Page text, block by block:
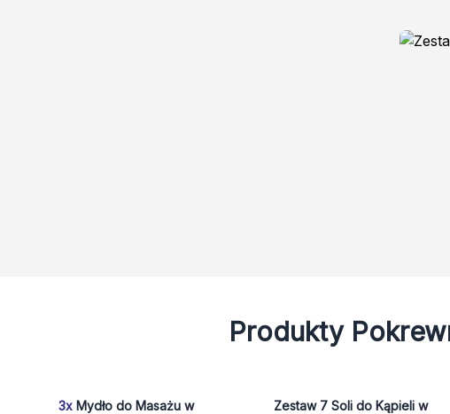
Produkty
3x Mydło do Masażu w
Zestaw 7 Soli do Kąpieli w